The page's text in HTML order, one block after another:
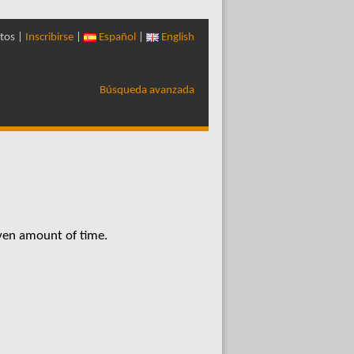
| Inscribirse Español English
Búsqueda avanzada
amount of time.